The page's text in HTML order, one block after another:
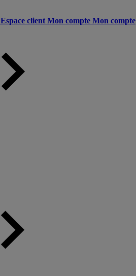
Espace client Mon compte Mon compte